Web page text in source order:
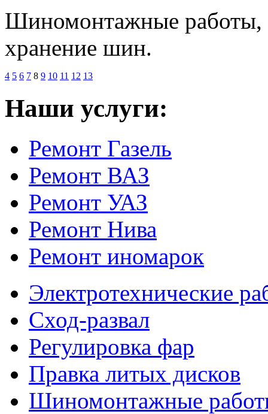
Шиномонтажные работы,
хранение шин.
4 5 6 7 8 9 10 11 12 13
Наши услуги:
Ремонт Газель
Ремонт ВАЗ
Ремонт УАЗ
Ремонт Нива
Ремонт иномарок
Электротехнические
Сход-развал
Регулировка фар
Правка литых дисков
Шиномонтажные